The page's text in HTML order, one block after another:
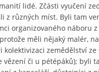
lidé. Zčásti vyučení
z různých míst. Byli tam
organizovaného náboru
měli nějaký malér,
zemědělství ze
vězení či u pétépáků); byli